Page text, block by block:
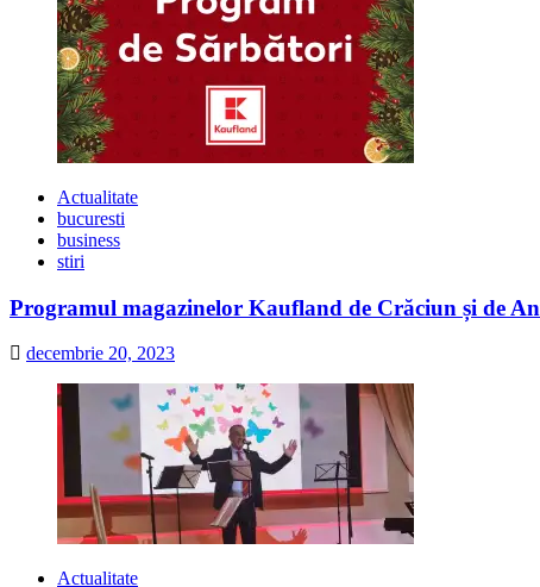
Actualitate
bucuresti
business
stiri
Programul magazinelor Kaufland de Crăciun și de
decembrie 20, 2023
Actualitate